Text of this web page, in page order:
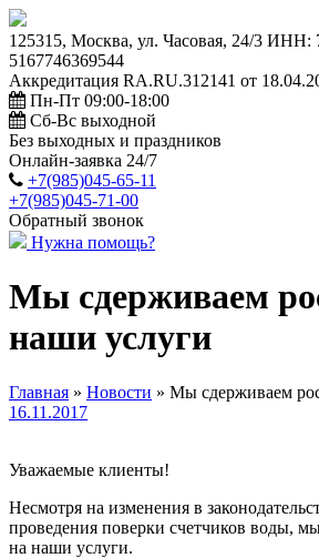
125315, Москва, ул. Часовая, 24/3 ИНН:
5167746369544
Аккредитация RA.RU.312141 от
Пн-Пт 09:00-18:00
Сб-Вс выходной
Без выходных и праздников
Онлайн-заявка 24/7
+7(985)045-65-11
+7(985)045-71-00
Обратный звонок
Нужна помощь?
Мы сдерживаем
наши услуги
Главная » Новости » Мы сдерживаем
16.11.2017
Уважаемые клиенты!
Несмотря на изменения в
проведения поверки счетчиков воды,
на наши услуги.